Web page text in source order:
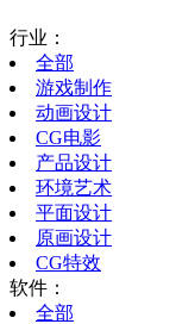
行业：
全部
游戏制作
动画设计
CG电影
产品设计
环境艺术
平面设计
原画设计
CG特效
软件：
全部